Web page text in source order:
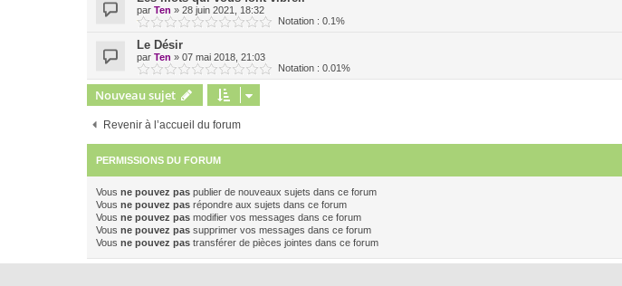
par Ten » 28 juin 2021, 18:32
Notation : 0.1%
Le Désir
par Ten » 07 mai 2018, 21:03
Notation : 0.01%
Nouveau sujet
Revenir à l’accueil du forum
PERMISSIONS DU FORUM
Vous ne pouvez pas publier de nouveaux sujets dans ce forum
Vous ne pouvez pas répondre aux sujets dans ce forum
Vous ne pouvez pas modifier vos messages dans ce forum
Vous ne pouvez pas supprimer vos messages dans ce forum
Vous ne pouvez pas transférer de pièces jointes dans ce forum